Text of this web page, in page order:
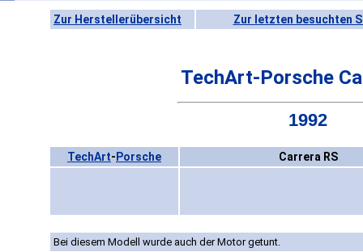
Zur Herstellerübersicht Zur letzten besuchten
TechArt-Porsche
1992
TechArt- Porsche Carrera RS
Bei diesem Modell wurde auch der Motor getunt.